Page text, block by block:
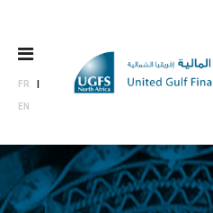
FR
EN